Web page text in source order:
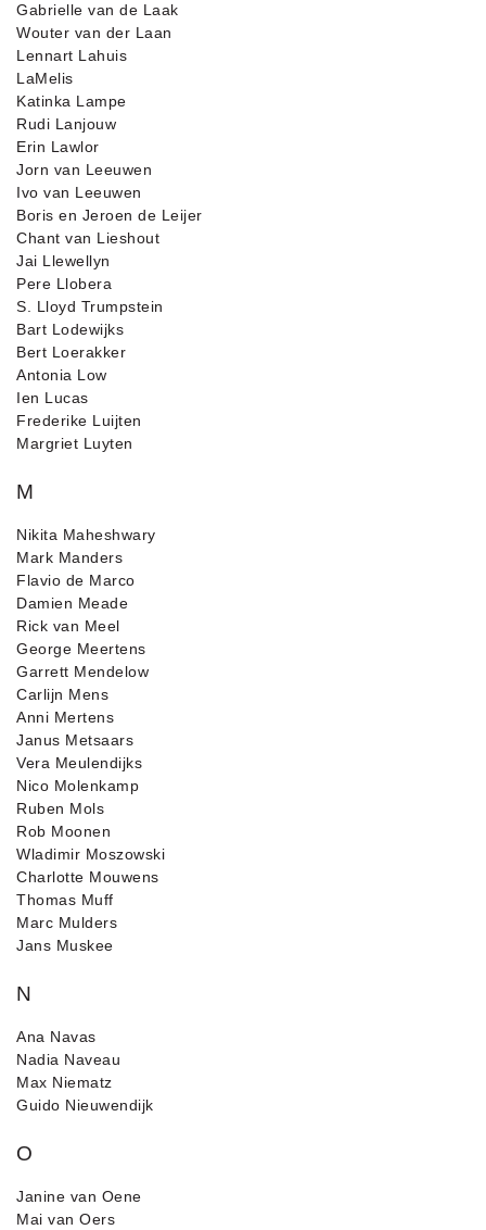
Gabrielle van de Laak
Wouter van der Laan
Lennart Lahuis
LaMelis
Katinka Lampe
Rudi Lanjouw
Erin Lawlor
Jorn van Leeuwen
Ivo van Leeuwen
Boris en Jeroen de Leijer
Chant van Lieshout
Jai Llewellyn
Pere Llobera
S. Lloyd Trumpstein
Bart Lodewijks
Bert Loerakker
Antonia Low
Ien Lucas
Frederike Luijten
Margriet Luyten
M
Nikita Maheshwary
Mark Manders
Flavio de Marco
Damien Meade
Rick van Meel
George Meertens
Garrett Mendelow
Carlijn Mens
Anni Mertens
Janus Metsaars
Vera Meulendijks
Nico Molenkamp
Ruben Mols
Rob Moonen
Wladimir Moszowski
Charlotte Mouwens
Thomas Muff
Marc Mulders
Jans Muskee
N
Ana Navas
Nadia Naveau
Max Niematz
Guido Nieuwendijk
O
Janine van Oene
Mai van Oers